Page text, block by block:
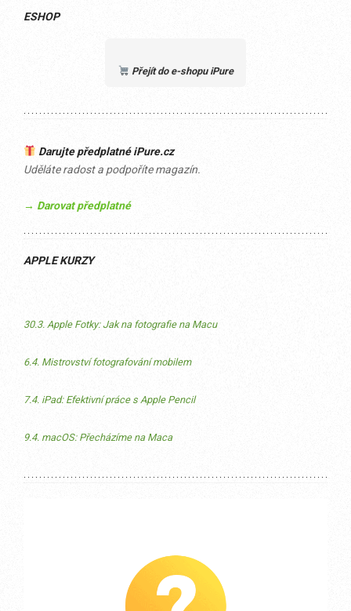
ESHOP
Přejít do e-shopu iPure
Darujte předplatné iPure.cz
Uděláte radost a podpoříte magazín.
→ Darovat předplatné
APPLE KURZY
30.3. Apple Fotky: Jak na fotografie na Macu
6.4. Mistrovství fotografování mobilem
7.4. iPad: Efektivní práce s Apple Pencil
9.4. macOS: Přecházíme na Maca